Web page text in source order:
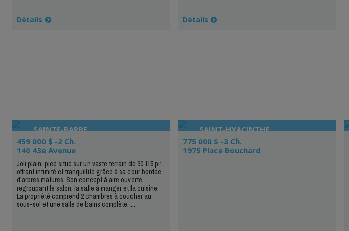
Détails Détails
SAINTE-BARBE
459 000 $ -2 Ch.
140 43e Avenue
Joli plain-pied situé sur un vaste terrain de 30 115 pi²,
offrant intimité et tranquillité grâce à sa cour bordée
d'arbres matures. Son concept à aire ouverte
regroupant le salon, la salle à manger et la cuisine.
La propriété comprend 2 chambres à coucher au
sous-sol et une salle de bains complète. ...
SAINT-HYACINTHE
775 000 $ -3 Ch.
1975 Place Bouchard